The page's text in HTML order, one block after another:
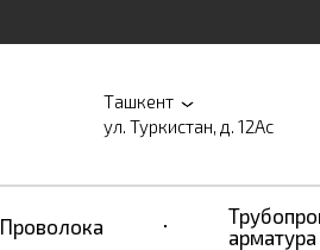
Ташкент
ул. Туркистан, д. 12Ас
Проволока
арматура